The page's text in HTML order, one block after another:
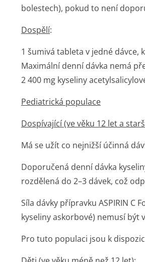
bolestech), pokud to není
Dospělí:
1 šumivá tableta v jedné
Maximální denní dávka nemá
2 400 mg kyseliny
Pediatrická populace
Dospívající (ve věku 12 let a
Má se užít co nejnižší účinná
Doporučená denní dávka
rozdělená do 2–3 dávek, což
Síla dávky přípravku ASPIRIN C
kyseliny askorbové) nemusí být
Pro tuto populaci jsou k